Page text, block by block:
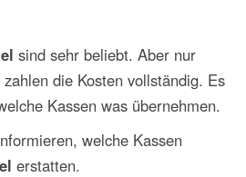
sind sehr beliebt. Aber nur
die Kosten vollständig. Es
Kassen was übernehmen.
welche Kassen
erstatten.